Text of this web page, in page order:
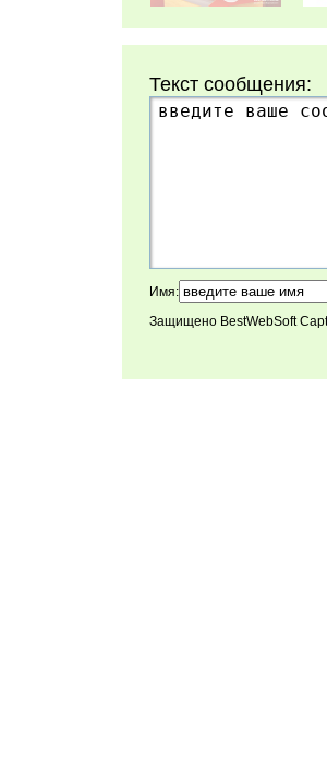
Текст сообщения:
Имя:
Защищено BestWebSoft